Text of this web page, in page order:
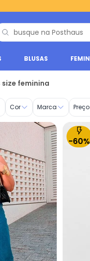
BLUSAS
feminina
Cor Marca Preço
-60%